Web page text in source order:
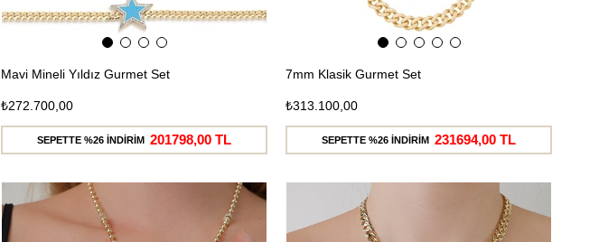
Mavi Mineli Yıldız Gurmet Set
₺272.700,00
SEPETTE %26 İNDİRİM 201798,00 TL
7mm Klasik Gurmet Set
₺313.100,00
SEPETTE %26 İNDİRİM 231694,00 TL
Ücretsiz
Kargo
Ücretsiz
Kargo